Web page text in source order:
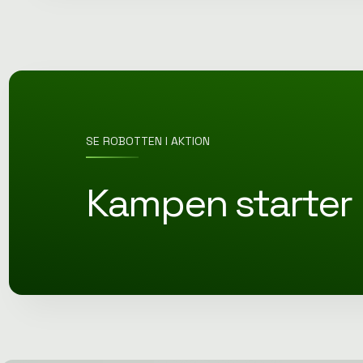
SE ROBOTTEN I AKTION
Kampen starter